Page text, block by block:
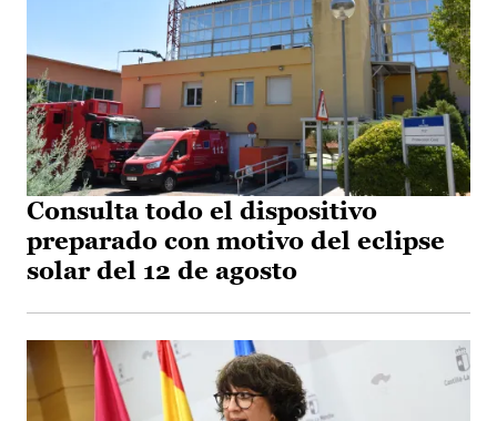
Consulta todo el dispositivo
preparado con motivo del eclipse
solar del 12 de agosto